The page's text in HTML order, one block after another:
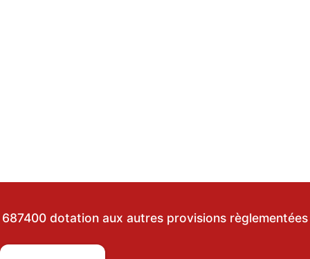
687400 dotation aux autres provisions règlementées